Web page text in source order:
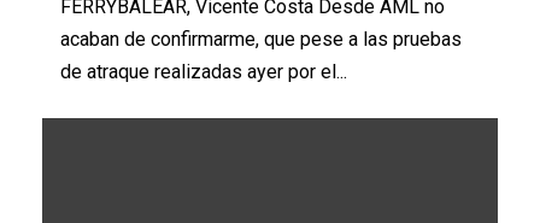
FERRYBALEAR, Vicente Costa Desde AML no
acaban de confirmarme, que pese a las pruebas
de atraque realizadas ayer por el...